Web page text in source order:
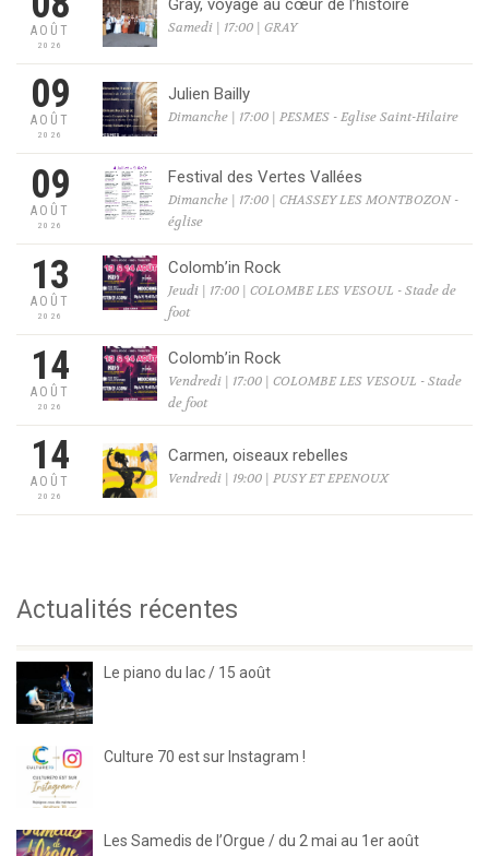
AOÛT
2026
Samedi | 17:00 | GRAY
09
AOÛT
2026
Julien Bailly
Dimanche | 17:00 | PESMES - Eglise Saint-Hilaire
09
AOÛT
2026
Festival des Vertes Vallées
Dimanche | 17:00 | CHASSEY LES MONTBOZON -
église
13
AOÛT
2026
Colomb’in Rock
Jeudi | 17:00 | COLOMBE LES VESOUL - Stade de
foot
14
AOÛT
2026
Colomb’in Rock
Vendredi | 17:00 | COLOMBE LES VESOUL - Stade
de foot
14
AOÛT
2026
Carmen, oiseaux rebelles
Vendredi | 19:00 | PUSY ET EPENOUX
Actualités récentes
Le piano du lac / 15 août
Culture 70 est sur Instagram !
Les Samedis de l’Orgue / du 2 mai au 1er août